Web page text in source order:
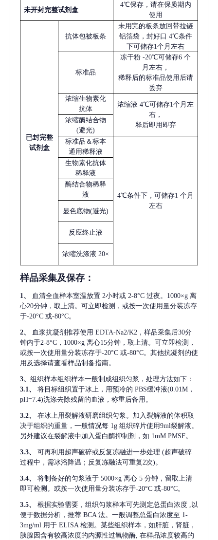
未开封完整试剂盒
4℃保存，请在保质期内
使用
已封完整
试剂盒
抗体包被板条
未用完的板条放回带拉链
铝箔袋，封好口 4℃条件
下可储存1个月左右
标准品
冻干粉 -20℃可储存6 个
月左右，
稀释后的标准品使用后请
丢弃
浓缩生物素化
抗体
浓缩液 4℃可储存1个月左
右，
释后即用即弃
浓缩酶结合物
(避光)
标准品＆标本
通用稀释液
4℃条件下，可储存1 个月
左右
生物素化抗体
稀释液
酶结合物稀释
液
显色底物(避光)
反应终止液
浓缩洗涤液 20×
样品采集及保存 ：
1、 血清全血样本室温放置 2小时或 2-8°C 过夜。1000×g 离
心20分钟，取上清。可立即检测，或按一次使用量分装冻存
于-20°C 或-80°C。
2、 血浆抗凝剂推荐使用 EDTA-Na2/K2，样品采集后30分
钟内于2-8°C，1000×g 离心15分钟，取上清。可立即检测，
或按一次使用量分装冻存于-20°C 或-80°C。其他抗凝剂的使
用及选择请查看样品制备指南。
3、 组织样本组织样本一般制成组织匀浆，处理方法如下：
3.1、
将目标组织置于冰上，用预冷的 PBS缓冲液(0.01M，
pH=7.4)洗涤去除残留的血液，称重后备用。
3.2、
在冰上用裂解液研磨组织匀浆。加入裂解液的体积取
决于组织的重量，一般情况每 1g 组织碎片使用9ml裂解液。
另外建议在裂解液中加入蛋白酶抑制剂，如 1mM PMSF。
3.3、 可再利用超声破碎或反复冻融进一步处理 (超声破碎
过程中，需冰浴降温；反复冻融法可重复2次)。
3.4、 将制备好的匀浆液于 5000×g 离心 5 分钟，留取上清
即可检测。或按一次使用量分装冻存于-20°C 或-80°C。
3.5、 根据实验需要，组织匀浆样本可先测定总蛋白浓度 ,以
便于数据分析，推荐 BCA 法。一般调整总蛋白浓度至 1-
3mg/ml 用于 ELISA 检测。某些组织样本，如肝脏，肾脏，
胰腺因含有较高浓度的内源性过氧物酶, 在样品浓度较高的